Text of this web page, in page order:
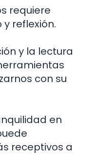
requiere
reflexión.
y la lectura
con su
en
receptivos a